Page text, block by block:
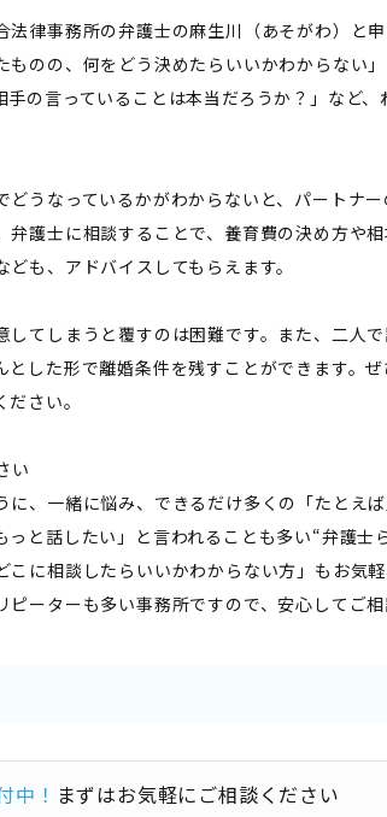
法律事務所の弁護士の麻生川（あそがわ）と
ものの、何をどう決めたらいいかわからない
手の言っていることは本当だろうか？」など
どうなっているかがわからないと、パートナ
弁護士に相談することで、養育費の決め方や
も、アドバイスしてもらえます。
してしまうと覆すのは困難です。また、二人
とした形で離婚条件を残すことができます。
さい。
――
に、一緒に悩み、できるだけ多くの「たとえ
っと話したい」と言われることも多い“弁護士
こに相談したらいいかわからない方」もお気
ピーターも多い事務所ですので、安心してご
中！ まずはお気軽にご相談ください